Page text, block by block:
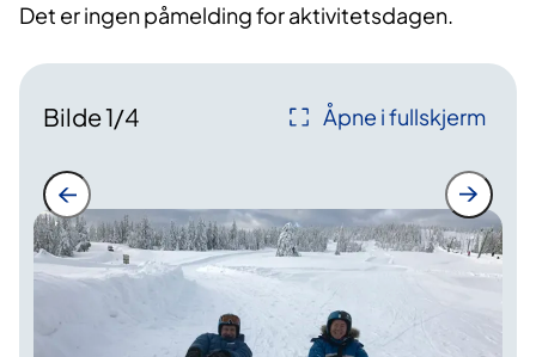
Det er ingen påmelding for aktivitetsdagen.
Bilde1/4 Åpne i fullskjerm